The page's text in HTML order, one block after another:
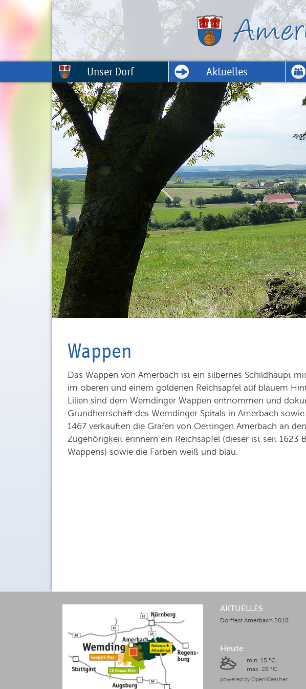
Unser Dorf Aktuelles
Wappen
Das Wappen von Amerbach ist ein silbernes Schildhaupt
im oberen und einem goldenen Reichsapfel auf blauem
Lilien sind dem Wemdinger Wappen entnommen und
Grundherrschaft des Wemdinger Spitals in Amerbach
1467 verkauften die Grafen von Oettingen Amerbach an
Zugehörigkeit erinnern ein Reichsapfel (dieser ist seit 1623
Wappens) sowie die Farben weiß und blau.
AKTUELLES
Dorffest Amerbach 2018
Heute
min. 15 °C
max. 28 °C
powered by OpenWeather